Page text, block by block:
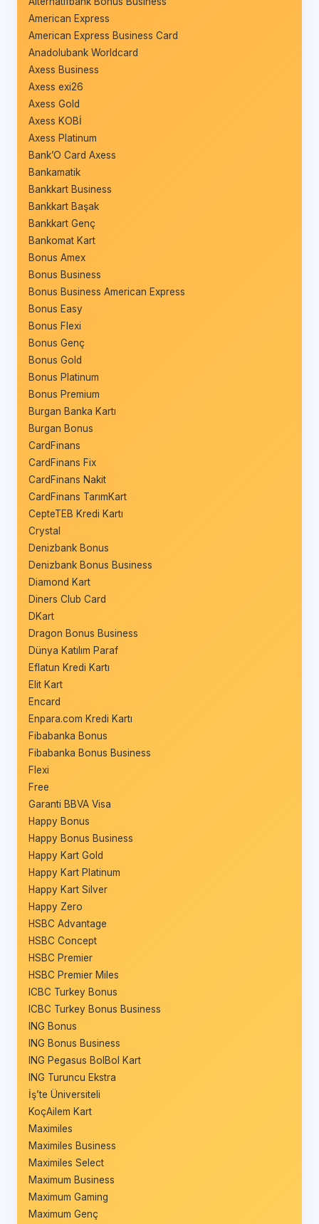
American Express
American Express Business Card
Anadolubank Worldcard
Axess Business
Axess exi26
Axess Gold
Axess KOBİ
Axess Platinum
Bank’O Card Axess
Bankamatik
Bankkart Business
Bankkart Başak
Bankkart Genç
Bankomat Kart
Bonus Amex
Bonus Business
Bonus Business American Express
Bonus Easy
Bonus Flexi
Bonus Genç
Bonus Gold
Bonus Platinum
Bonus Premium
Burgan Banka Kartı
Burgan Bonus
CardFinans
CardFinans Fix
CardFinans Nakit
CardFinans TarımKart
CepteTEB Kredi Kartı
Crystal
Denizbank Bonus
Denizbank Bonus Business
Diamond Kart
Diners Club Card
DKart
Dragon Bonus Business
Dünya Katılım Paraf
Eflatun Kredi Kartı
Elit Kart
Encard
Enpara.com Kredi Kartı
Fibabanka Bonus
Fibabanka Bonus Business
Flexi
Free
Garanti BBVA Visa
Happy Bonus
Happy Bonus Business
Happy Kart Gold
Happy Kart Platinum
Happy Kart Silver
Happy Zero
HSBC Advantage
HSBC Concept
HSBC Premier
HSBC Premier Miles
ICBC Turkey Bonus
ICBC Turkey Bonus Business
ING Bonus
ING Bonus Business
ING Pegasus BolBol Kart
ING Turuncu Ekstra
İş’te Üniversiteli
KoçAilem Kart
Maximiles
Maximiles Business
Maximiles Select
Maximum Business
Maximum Gaming
Maximum Genç